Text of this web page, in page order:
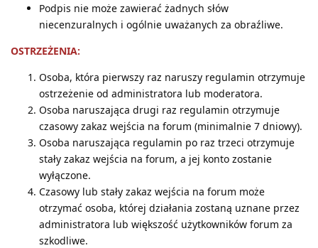
Podpis nie może zawierać żadnych słów
niecenzuralnych i ogólnie uważanych za obraźliwe.
OSTRZEŻENIA:
Osoba, która pierwszy raz naruszy regulamin otrzymuje
ostrzeżenie od administratora lub moderatora.
Osoba naruszająca drugi raz regulamin otrzymuje
czasowy zakaz wejścia na forum (minimalnie 7 dniowy).
Osoba naruszająca regulamin po raz trzeci otrzymuje
stały zakaz wejścia na forum, a jej konto zostanie
wyłączone.
Czasowy lub stały zakaz wejścia na forum może
otrzymać osoba, której działania zostaną uznane przez
administratora lub większość użytkowników forum za
szkodliwe.